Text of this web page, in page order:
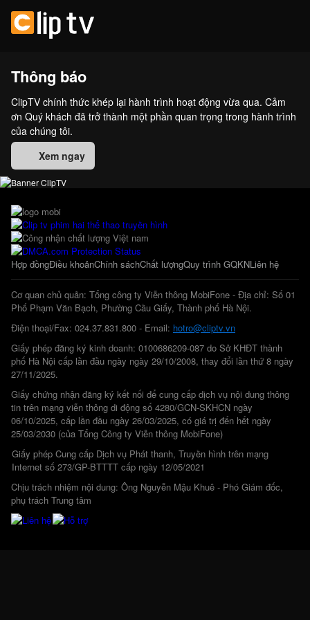
Thông báo
ClipTV chính thức khép lại hành trình hoạt động vừa qua. Cảm
ơn Quý khách đã trở thành một phần quan trọng trong hành trình
của chúng tôi.
Xem ngay
Hợp đồngĐiều khoảnChính sáchChất lượngQuy trình GQKNLiên hệ
Cơ quan chủ quản: Tổng công ty Viễn thông MobiFone - Địa chỉ: Số 01
Phố Phạm Văn Bạch, Phường Cầu Giấy, Thành phố Hà Nội.
Điện thoại/Fax: 024.37.831.800 - Email: hotro@cliptv.vn
Giấy phép đăng ký kinh doanh: 0100686209-087 do Sở KHĐT thành
phố Hà Nội cấp lần đầu ngày ngày 29/10/2008, thay đổi lần thứ 8 ngày
27/11/2025.
Giấy chứng nhận đăng ký kết nối để cung cấp dịch vụ nội dung thông
tin trên mạng viễn thông di động số 4280/GCN-SKHCN ngày
06/10/2025, cấp lần đầu ngày 26/03/2025, có giá trị đến hết ngày
25/03/2030 (của Tổng Công ty Viễn thông MobiFone)
Giấy phép Cung cấp Dịch vụ Phát thanh, Truyền hình trên mạng
Internet số 273/GP-BTTTT cấp ngày 12/05/2021
Chịu trách nhiệm nội dung: Ông Nguyễn Mậu Khuê - Phó Giám đốc,
phụ trách Trung tâm